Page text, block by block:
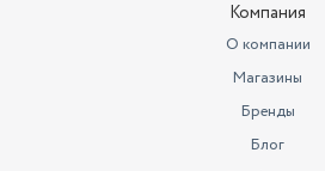
Компания
О компании
Магазины
Бренды
Блог